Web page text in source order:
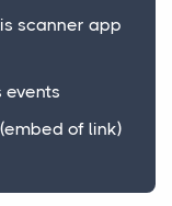
scanner app
of link)